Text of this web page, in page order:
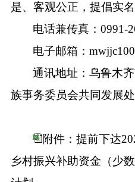
是、客观公正，提倡实名
电话兼传真：0991-
电子邮箱：
通讯地址：乌鲁木
族事务委员会共同发展处
附件：提前下达
乡村振兴补助资金（少